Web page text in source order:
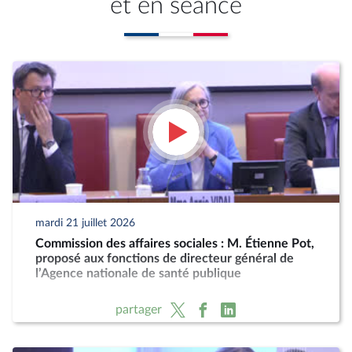
et en séance
mardi 21 juillet 2026
Commission des affaires sociales : M. Étienne Pot,
proposé aux fonctions de directeur général de
l’Agence nationale de santé publique
partager